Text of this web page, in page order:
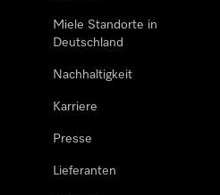
Miele Standorte in
Deutschland
Nachhaltigkeit
Karriere
Presse
Lieferanten